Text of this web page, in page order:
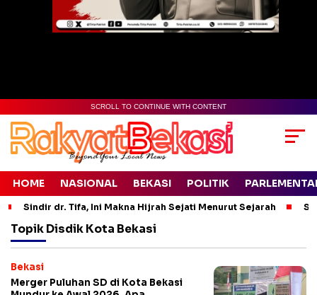
SCROLL TO CONTINUE WITH CONTENT
HOME NASIONAL BEKASI POLITIK
Sindir dr. Tifa, Ini Makna Hijrah Sejati Menurut Sejarah
Topik Disdik Kota Bekasi
Bekasi
Merger Puluhan SD di Kota Bekasi